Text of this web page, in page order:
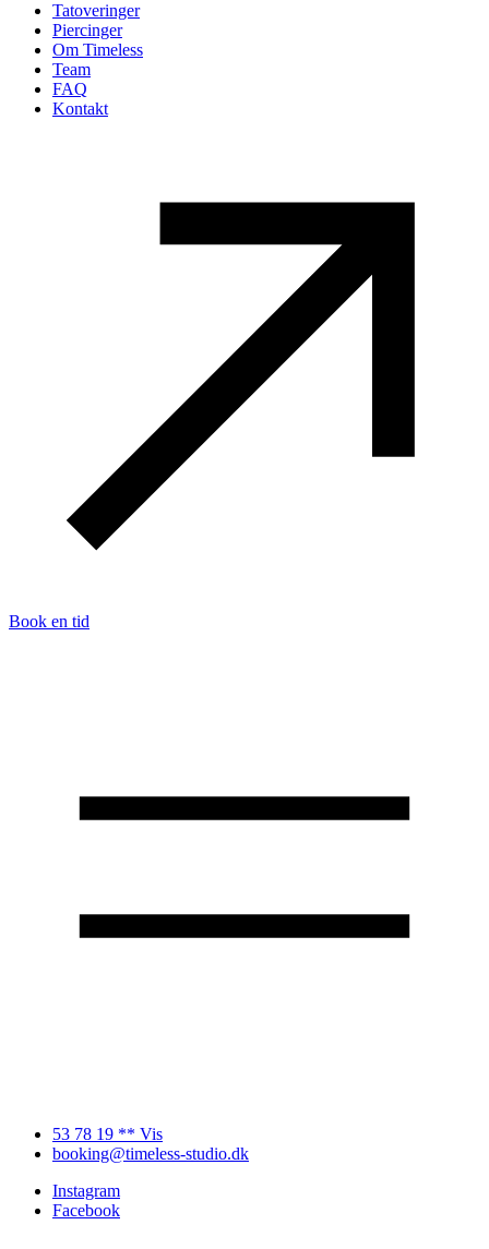
Tatoveringer
Piercinger
Om Timeless
Team
FAQ
Kontakt
Book en tid
53 78 19 ** Vis
booking@timeless-studio.dk
Instagram
Facebook